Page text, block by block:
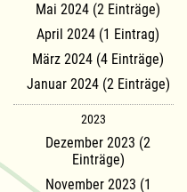
Mai 2024 (2 Einträge)
April 2024 (1 Eintrag)
März 2024 (4 Einträge)
Januar 2024 (2 Einträge)
2023
Dezember 2023 (2
Einträge)
November 2023 (1